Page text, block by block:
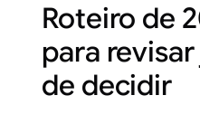
Roteiro de
para
de decidir